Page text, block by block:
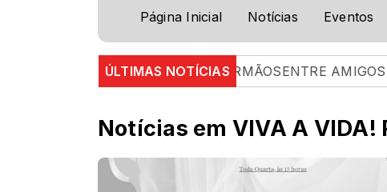
Página Inicial Notícias Eventos
ÚLTIMAS NOTÍCIAS
ENTRE AMIGOS E IRMÃOSENTRE AMIGOS E
Notícias em VIVA A VIDA!